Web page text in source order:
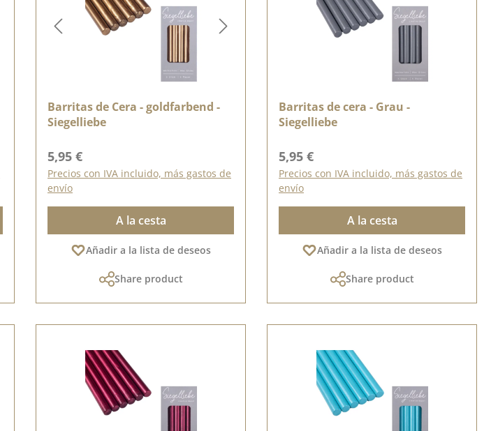
Barritas de Cera - goldfarbend -
Siegelliebe
Precio normal:
5,95 €
Precios con IVA incluido, más gastos de
envío
A la cesta
Añadir a la lista de deseos
Share product
Barritas de cera - Grau -
Siegelliebe
Precio normal:
5,95 €
Precios con IVA incluido, más gastos de
envío
A la cesta
Añadir a la lista de deseos
Share product